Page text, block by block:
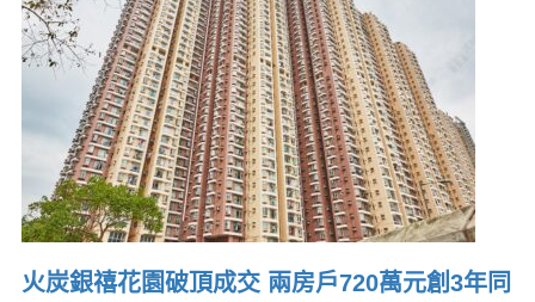
火炭銀禧花園破頂成交 兩房戶720萬元創3年同